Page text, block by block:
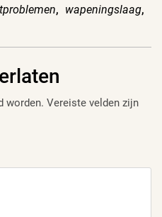
, wapeningslaag,
worden. Vereiste velden zijn